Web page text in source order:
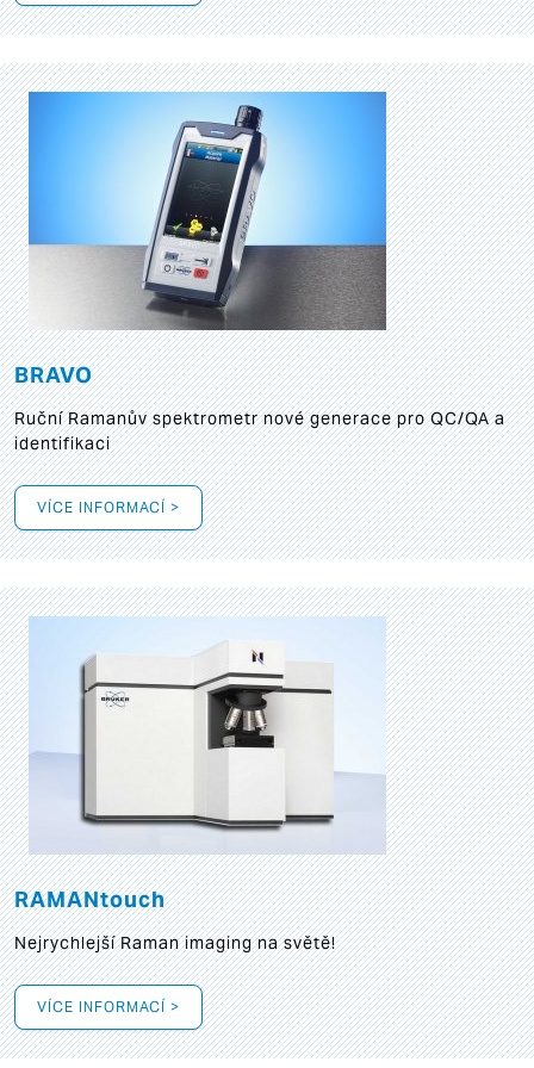
BRAVO
Ruční Ramanův spektrometr nové generace pro QC/QA a
identifikaci
VÍCE INFORMACÍ >
RAMANtouch
Nejrychlejší Raman imaging na světě!
VÍCE INFORMACÍ >